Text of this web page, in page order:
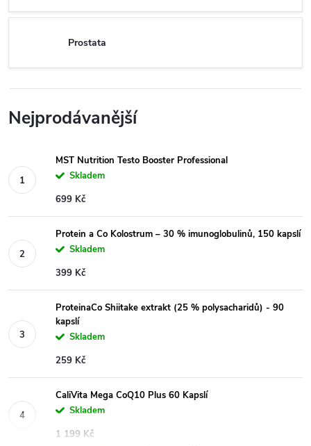
Prostata
Nejprodávanější
MST Nutrition Testo Booster Professional
Skladem
699 Kč
Protein a Co Kolostrum – 30 % imunoglobulinů, 150 kapslí
Skladem
399 Kč
ProteinaCo Shiitake extrakt (25 % polysacharidů) - 90
kapslí
Skladem
259 Kč
CaliVita Mega CoQ10 Plus 60 Kapslí
Skladem
1 199 Kč